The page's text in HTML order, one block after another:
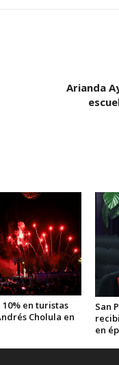
Arianda
en turistas
Cholula en
San
en